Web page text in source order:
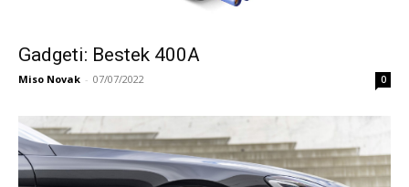
Gadgeti: Bestek 400A
Miso Novak - 07/07/2022 0